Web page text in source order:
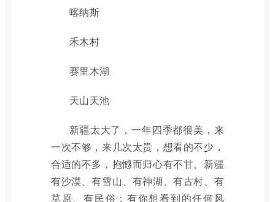
喀纳斯
禾木村
赛里木湖
天山天池
新疆太大了，一年四季都很美，来
一次不够，来几次太贵，想看的不少，
合适的不多，抱憾而归心有不甘。新疆
有沙漠、有雪山、有神湖、有古村、有
草原、有民俗；有你想看到的任何风